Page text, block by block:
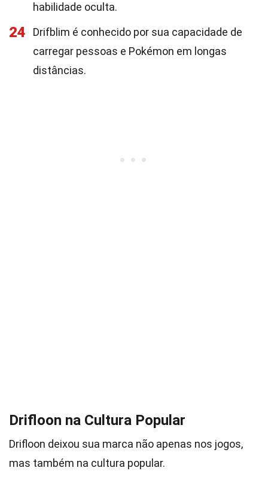
habilidade oculta.
24
Drifblim é conhecido por sua capacidade de
carregar pessoas e Pokémon em longas
distâncias.
Drifloon na Cultura Popular
Drifloon deixou sua marca não apenas nos jogos,
mas também na cultura popular.